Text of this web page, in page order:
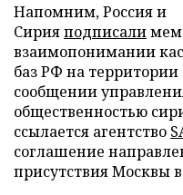
Напомним, Россия и
Сирияподписали
взаимопонимании
баз РФ на территории
сообщении
общественностью
ссылается агентство
соглашение
присутствия Москвы